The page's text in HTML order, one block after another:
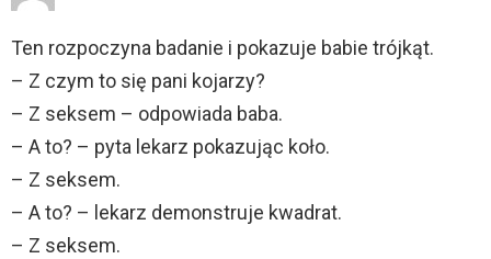
Ten rozpoczyna badanie i pokazuje babie trójkąt.
– Z czym to się pani kojarzy?
– Z seksem – odpowiada baba.
– A to? – pyta lekarz pokazując koło.
– Z seksem.
– A to? – lekarz demonstruje kwadrat.
– Z seksem.